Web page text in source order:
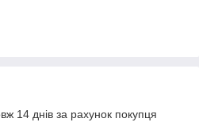
14 днів за рахунок покупця